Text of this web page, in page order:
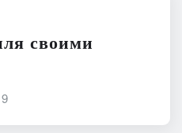
своими